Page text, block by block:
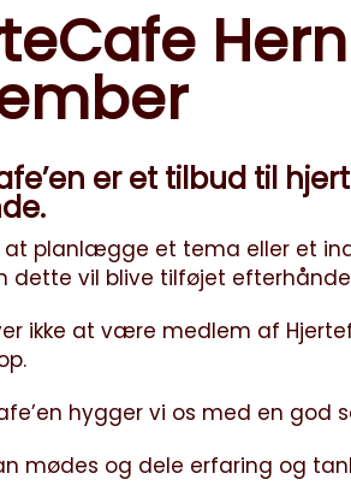
er et tilbud til
at planlægge et tema eller et
dette vil blive tilføjet
ikke at være medlem af
hygger vi os med en
mødes og dele erfaring og